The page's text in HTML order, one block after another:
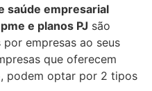
saúde empresarial
e planos PJ são
empresas ao seus
que oferecem
podem optar por 2 tipos